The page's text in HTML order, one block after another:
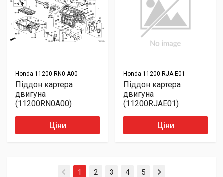
Honda 11200-RN0-A00
Піддон картера
двигуна
(11200RN0A00)
Ціни
Honda 11200-RJA-E01
Піддон картера
двигуна
(11200RJAE01)
Ціни
1 (current)
2 3 4 5